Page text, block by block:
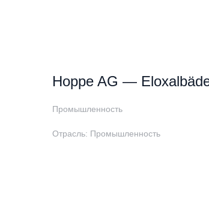
Hoppe AG —
Промышленность
Отрасль: Промышленность